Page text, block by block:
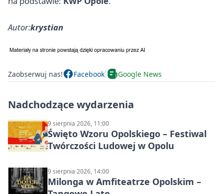
Autor:krystian
Zaobserwuj nas! Facebook Google News
Nadchodzące wydarzenia
9 sierpnia 2026, 11:00
Święto Wzoru Opolskiego – Festiwal
Twórczości Ludowej w Opolu
9 sierpnia 2026, 14:00
Milonga w Amfiteatrze Opolskim –